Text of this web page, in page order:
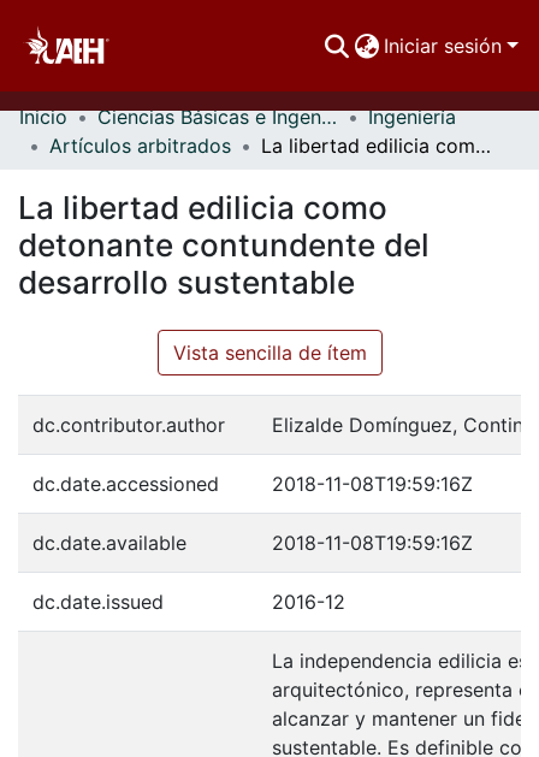
Iniciar sesión
Comunidades
Estadísticas
Inicio Ciencias Básicas e Ingeniería
Ingeniería
Artículos arbitrados
La libertad edilicia como detonante contundente del desarrollo sustentable
La libertad edilicia como
detonante contundente del
desarrollo sustentable
Vista sencilla de ítem
dc.contributor.author Elizalde Domínguez,
dc.date.accessioned 2018-11-08T19:59:16Z
dc.date.available 2018-11-08T19:59:16Z
dc.date.issued 2016-12
La independencia edilicia
arquitectónico, representa
alcanzar y mantener un
sustentable. Es definible